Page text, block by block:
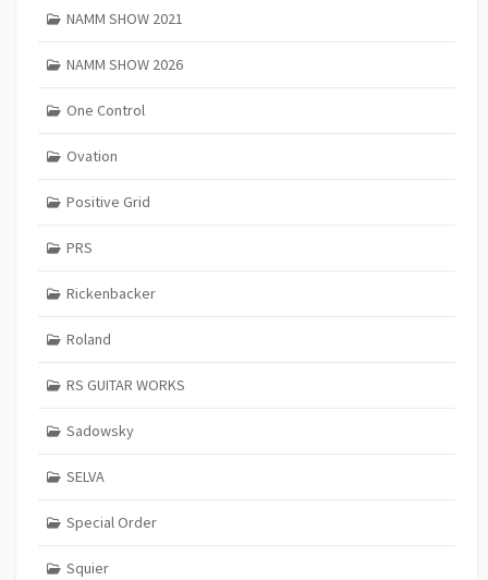
NAMM SHOW 2021
NAMM SHOW 2026
One Control
Ovation
Positive Grid
PRS
Rickenbacker
Roland
RS GUITAR WORKS
Sadowsky
SELVA
Special Order
Squier